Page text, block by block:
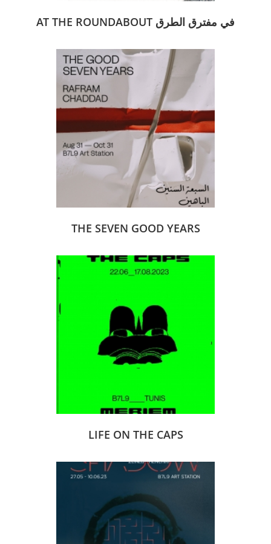
AT THE ROUNDABOUT في مفترق الطرق
THE SEVEN GOOD YEARS
LIFE ON THE CAPS